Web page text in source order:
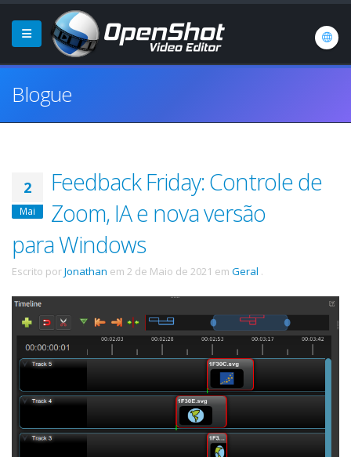
Blogue
2
Mai
Feedback Friday: Controle de
Zoom, IA e nova versão
para Windows
Escrito porJonathan em 2 de Maio de 2021 em Geral .